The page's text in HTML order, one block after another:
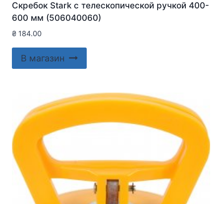
Скребок Stark с телескопической ручкой 400-
600 мм (506040060)
₴ 184.00
В магазин